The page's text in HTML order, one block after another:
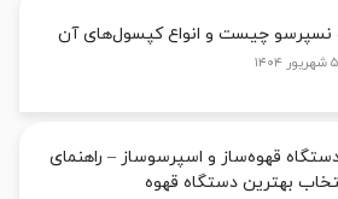
نسپرسو چیست و انواع کپسول‌های آن
قهوه‌ساز و اسپرسوساز – راهنمای
بهترین دستگاه قهوه